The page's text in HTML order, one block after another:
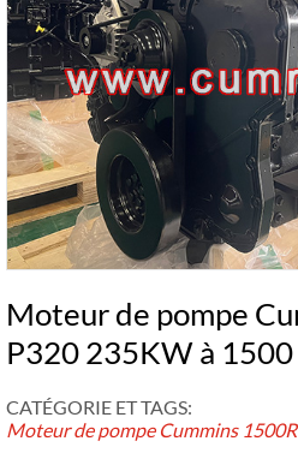
Moteur de pompe
P320 235KW à
CATÉGORIE ET ​​TAGS:
Moteur de pompe Cummins